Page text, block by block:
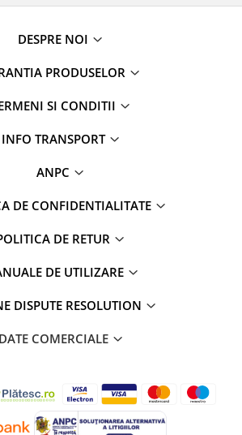
DESPRE NOI
PRODUSELOR
SI CONDITII
INFO TRANSPORT
ANPC
DE CONFIDENTIALITATE
DE RETUR
DE UTILIZARE
DISPUTE RESOLUTION
DATE COMERCIALE